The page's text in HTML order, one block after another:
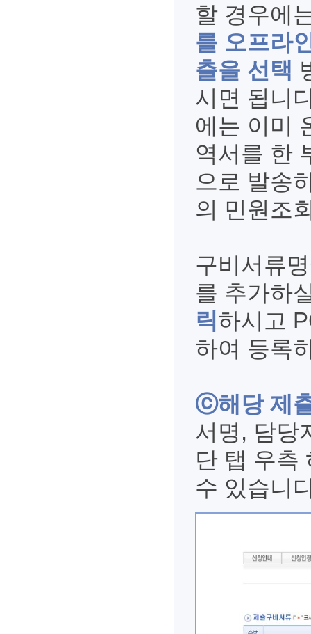
할 경우에
를 오프라
출을 선택
시면 됩니
에는 이미
역서를 한
으로 발송
의 민원조
구비서류
를 추가하
릭하시고
하여 등록
ⓒ해당 제
서명, 담당
단 탭 우측
수 있습니